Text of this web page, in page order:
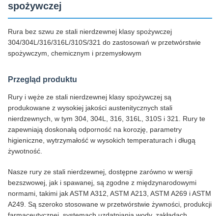
spożywczej
Rura bez szwu ze stali nierdzewnej klasy spożywczej
304/304L/316/316L/310S/321 do zastosowań w przetwórstwie
spożywczym, chemicznym i przemysłowym
Przegląd produktu
Rury i węże ze stali nierdzewnej klasy spożywczej są
produkowane z wysokiej jakości austenitycznych stali
nierdzewnych, w tym 304, 304L, 316, 316L, 310S i 321. Rury te
zapewniają doskonałą odporność na korozję, parametry
higieniczne, wytrzymałość w wysokich temperaturach i długą
żywotność.
Nasze rury ze stali nierdzewnej, dostępne zarówno w wersji
bezszwowej, jak i spawanej, są zgodne z międzynarodowymi
normami, takimi jak ASTM A312, ASTM A213, ASTM A269 i ASTM
A249. Są szeroko stosowane w przetwórstwie żywności, produkcji